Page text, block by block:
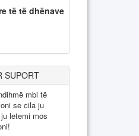
të të dhënave
SUPORT
mbi të
se cila ju
letemi mos